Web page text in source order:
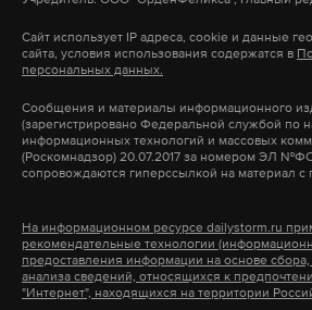
# краснодарский край #кубань #
# подростки #отравление
6 января 2021 года сторонники
в здание Конгресса из-за
планировали сорвать
согласно которым победил
фальсификациях. Позднее экс-
назвал участников протестов
патриотами» своей страны.
Сайт использует IP адреса, cookie и данные
сайта, условия использования содержатся в
персональных данных.
Сообщения и материалы информационного
(зарегистрировано Федеральной службой по
информационных технологий и массовых
(Роскомнадзор) 20.07.2017 за номером ЭЛ
сопровождаются гиперссылкой на материал с
На информационном ресурсе dailystorm.ru
рекомендательные технологии
предоставления информации на основе сбора,
анализа сведений, относящихся к
"Интернет", находящихся на территории